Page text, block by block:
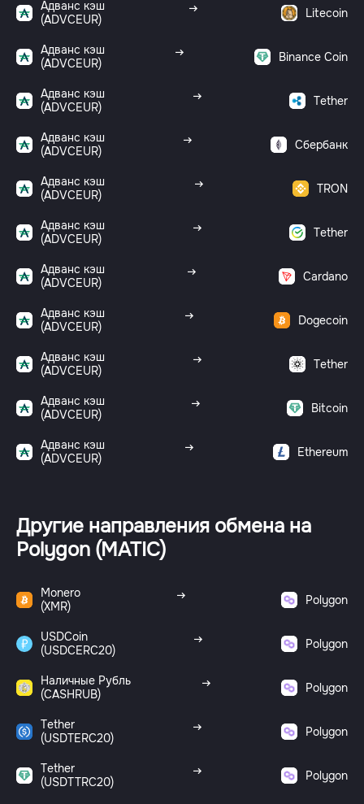
Адванс кэш
(ADVCEUR)
Litecoin
Адванс кэш
(ADVCEUR)
Binance Coin
Адванс кэш
(ADVCEUR)
Tether
Адванс кэш
(ADVCEUR)
Сбербанк
Адванс кэш
(ADVCEUR)
TRON
Адванс кэш
(ADVCEUR)
Tether
Адванс кэш
(ADVCEUR)
Cardano
Адванс кэш
(ADVCEUR)
Dogecoin
Адванс кэш
(ADVCEUR)
Tether
Адванс кэш
(ADVCEUR)
Bitcoin
Адванс кэш
(ADVCEUR)
Ethereum
Другие направления обмена на
Polygon (MATIC)
Monero
(XMR)
Polygon
USDCoin
(USDCERC20)
Polygon
Наличные Рубль
(CASHRUB)
Polygon
Tether
(USDTERC20)
Polygon
Tether
(USDTTRC20)
Polygon